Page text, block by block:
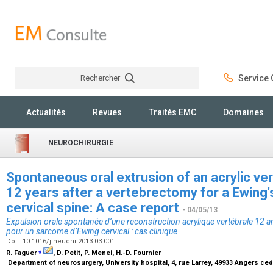
Rechercher Service
Actualités Revues Traités EMC Domaines
NEUROCHIRURGIE
Spontaneous oral extrusion of an acrylic
12 years after a vertebrectomy for a
cervical spine: A case report - 04/05/13
Expulsion orale spontanée d’une reconstruction acrylique vertébrale 12
pour un sarcome d’Ewing cervical : cas clinique
Doi : 10.1016/j.neuchi.2013.03.001
R. Faguer⁎
, D. Petit, P. Menei, H.-D. Fournier
Department of neurosurgery, University hospital, 4, rue Larrey, 49933 Angers